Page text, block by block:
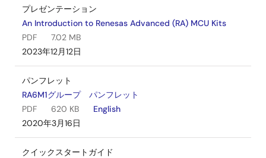
プレゼンテーション
An Introduction to Renesas Advanced (RA) MCU Kits
PDF
7.02 MB
2023年12月12日
パンフレット
RA6M1グループ パンフレット
PDF
620 KB
English
2020年3月16日
クイックスタートガイド